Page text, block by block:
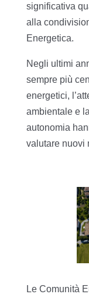
significativa
alla
Energetica.
Negli ultimi
sempre più
energetici,
ambientale e
autonomia
valutare nuovi
Le Comunità